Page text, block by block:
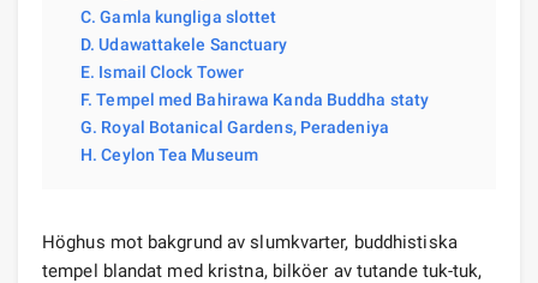
C. Gamla kungliga slottet
D. Udawattakele Sanctuary
E. Ismail Clock Tower
F. Tempel med Bahirawa Kanda Buddha staty
G. Royal Botanical Gardens, Peradeniya
H. Ceylon Tea Museum
Höghus mot bakgrund av slumkvarter, buddhistiska
tempel blandat med kristna, bilköer av tutande tuk-tuk,